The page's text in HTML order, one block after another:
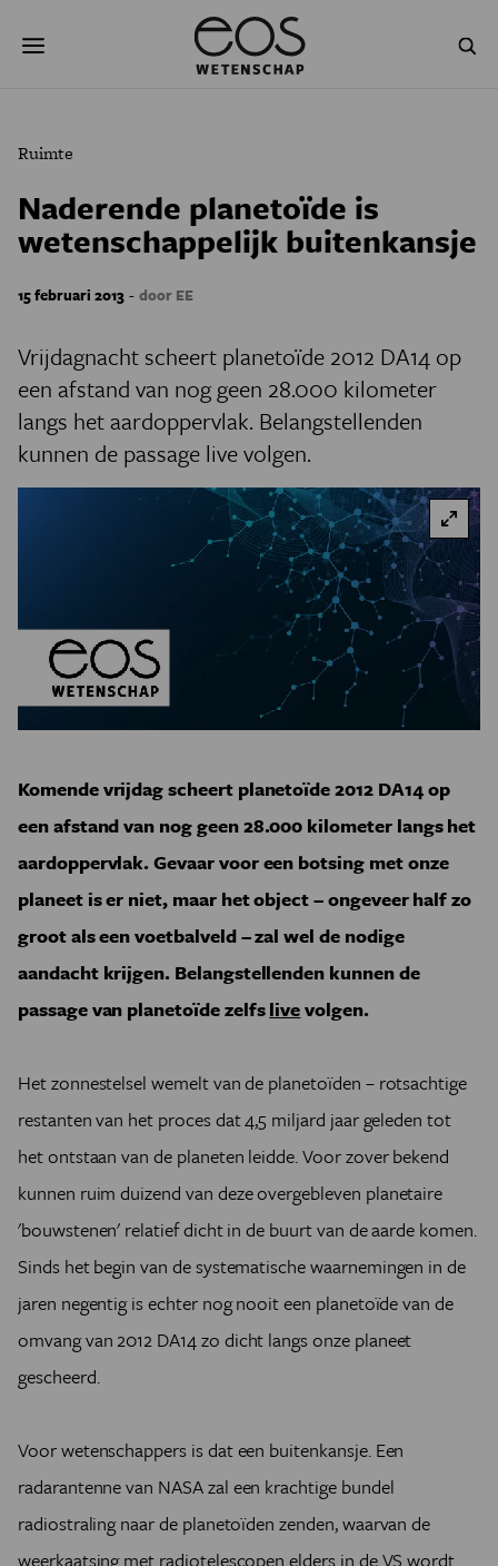
naar
NATUURWETENSCHAPPEN GESCHIEDENIS
PSYCHE & BREIN
PODCAST
JONGE UITDAGERS
Ruimte
Naderende planetoïde is
wetenschappelijk buitenkansje
15 februari 2013 - door EE
Vrijdagnacht scheert planetoïde 2012 DA14 op
een afstand van nog geen 28.000 kilometer
langs het aardoppervlak. Belangstellenden
kunnen de passage live volgen.
Komende vrijdag scheert planetoïde 2012 DA14 op
een afstand van nog geen 28.000 kilometer langs het
aardoppervlak. Gevaar voor een botsing met onze
planeet is er niet, maar het object – ongeveer half zo
groot als een voetbalveld – zal wel de nodige
aandacht krijgen. Belangstellenden kunnen de
passage van planetoïde zelfslivevolgen.
Het zonnestelsel wemelt van de planetoïden – rotsachtige
restanten van het proces dat 4,5 miljard jaar geleden tot
het ontstaan van de planeten leidde. Voor zover bekend
kunnen ruim duizend van deze overgebleven planetaire
'bouwstenen' relatief dicht in de buurt van de aarde komen.
Sinds het begin van de systematische waarnemingen in de
jaren negentig is echter nog nooit een planetoïde van de
omvang van 2012 DA14 zo dicht langs onze planeet
gescheerd.
Voor wetenschappers is dat een buitenkansje. Een
radarantenne van NASA zal een krachtige bundel
radiostraling naar de planetoïden zenden, waarvan de
weerkaatsing met radiotelescopen elders in de VS wordt